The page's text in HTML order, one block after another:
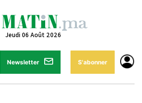
Jeudi 06 Août 2026
Newsletter S'abonner